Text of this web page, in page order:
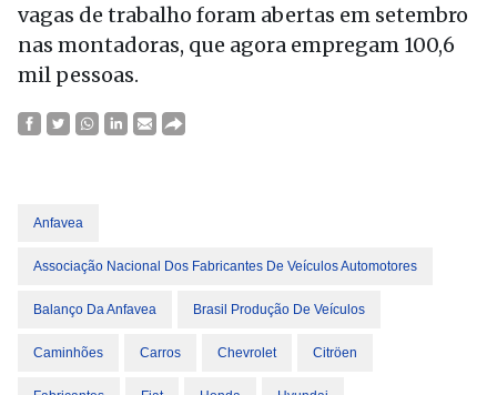
vagas de trabalho foram abertas em setembro
nas montadoras, que agora empregam 100,6
mil pessoas.
Anfavea
Associação Nacional Dos Fabricantes De Veículos Automotores
Balanço Da Anfavea Brasil Produção De Veículos
Caminhões Carros Chevrolet Citröen